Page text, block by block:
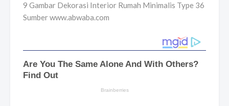
9 Gambar Dekorasi Interior Rumah Minimalis Type 36
Sumber www.abwaba.com